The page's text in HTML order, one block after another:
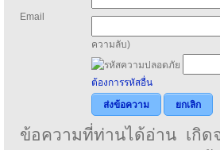
Email
ความลับ)
ต้องการรหัสอื่น
ส่งข้อความ
ยกเลิก
ข้อความที่ท่านได้อ่าน เกิด